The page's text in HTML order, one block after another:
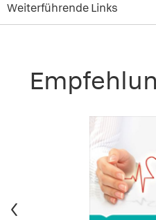
Weiterführende Links